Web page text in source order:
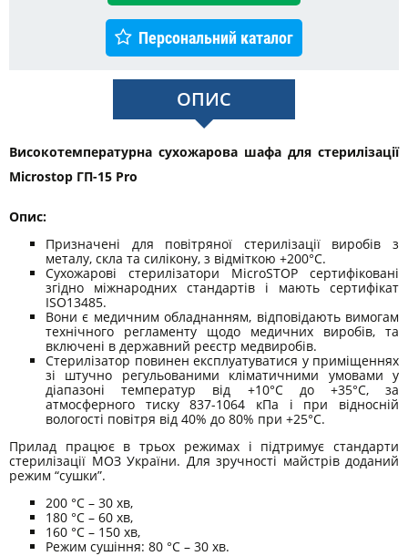
Персональний каталог
ОПИС
Високотемпературна сухожарова шафа для стерилізації
Microstop ГП-15 Pro
Опис:
Призначені для повітряної стерилізації виробів з
металу, скла та силікону, з відміткою +200°C.
Сухожарові стерилізатори MicroSTOP сертифіковані
згідно міжнародних стандартів і мають сертифікат
ISO13485.
Вони є медичним обладнанням, відповідають вимогам
технічного регламенту щодо медичних виробів, та
включені в державний реєстр медвиробів.
Стерилізатор повинен експлуатуватися у приміщеннях
зі штучно регульованими кліматичними умовами у
діапазоні температур від +10°C до +35°C, за
атмосферного тиску 837-1064 кПа і при відносній
вологості повітря від 40% до 80% при +25°C.
Прилад працює в трьох режимах і підтримує стандарти
стерилізації МОЗ України. Для зручності майстрів доданий
режим “сушки”.
200 °C – 30 хв,
180 °C – 60 хв,
160 °C – 150 хв,
Режим сушіння: 80 °C – 30 хв.